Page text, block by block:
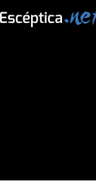
al
contenido